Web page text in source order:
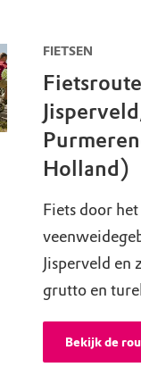
FIETSEN
Holland)
Fiets door
Jisperveld en
grutto en
Bekijk de